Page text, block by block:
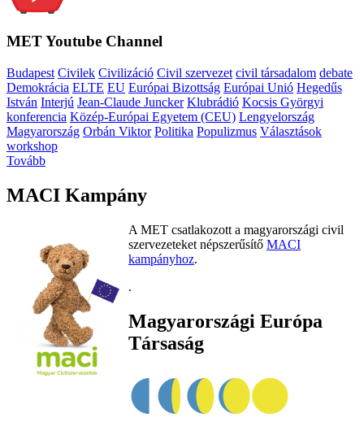
MET Youtube Channel
Budapest Civilek Civilizáció Civil szervezet civil társadalom debate
Demokrácia ELTE EU Európai Bizottság Európai Unió Hegedűs
István Interjú Jean-Claude Juncker Klubrádió Kocsis Györgyi
konferencia Közép-Európai Egyetem (CEU) Lengyelország
Magyarország Orbán Viktor Politika Populizmus Választások
workshop
Tovább
MACI Kampány
A MET csatlakozott a magyarországi civil
szervezeteket népszerűsítő MACI
kampányhoz.
.
Magyarországi Európa
Társaság